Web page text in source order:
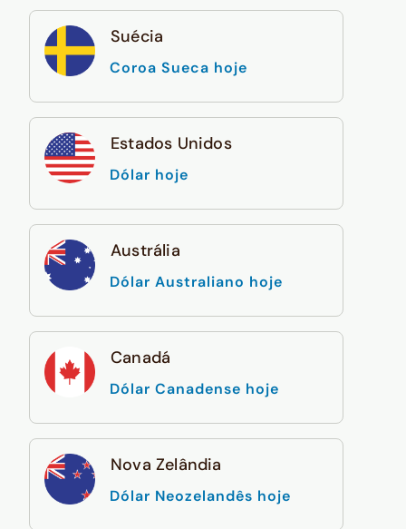
Suécia
Coroa Sueca hoje
Estados Unidos
Dólar hoje
Austrália
Dólar Australiano hoje
Canadá
Dólar Canadense hoje
Nova Zelândia
Dólar Neozelandês hoje